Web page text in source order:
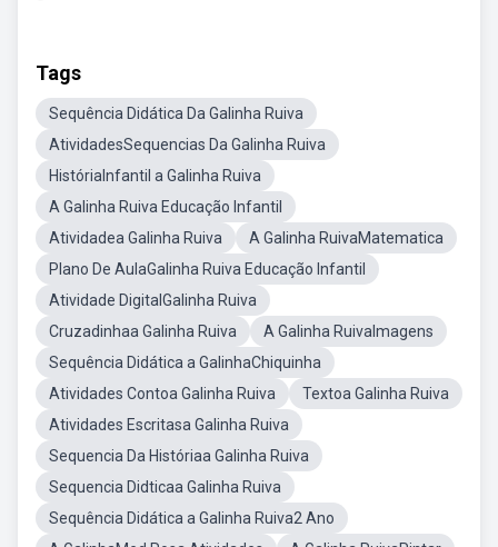
Tags
Sequência Didática Da Galinha Ruiva
AtividadesSequencias Da Galinha Ruiva
HistóriaInfantil a Galinha Ruiva
A Galinha Ruiva Educação Infantil
Atividadea Galinha Ruiva
A Galinha RuivaMatematica
Plano De AulaGalinha Ruiva Educação Infantil
Atividade DigitalGalinha Ruiva
Cruzadinhaa Galinha Ruiva
A Galinha RuivaImagens
Sequência Didática a GalinhaChiquinha
Atividades Contoa Galinha Ruiva
Textoa Galinha Ruiva
Atividades Escritasa Galinha Ruiva
Sequencia Da Históriaa Galinha Ruiva
Sequencia Didticaa Galinha Ruiva
Sequência Didática a Galinha Ruiva2 Ano